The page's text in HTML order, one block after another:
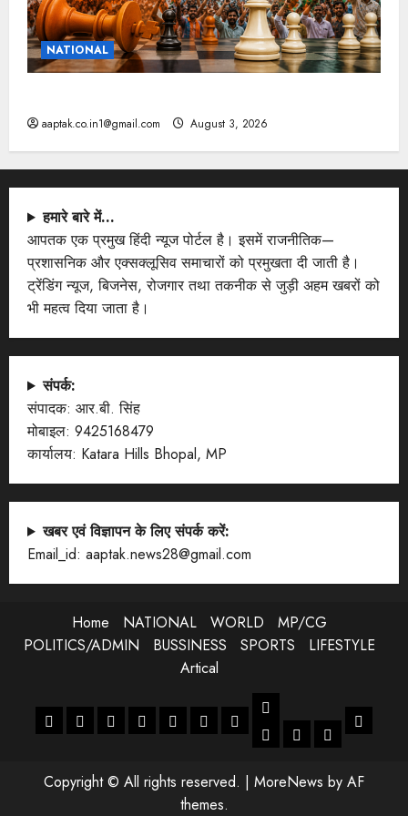
NATIONAL
aaptak.co.in1@gmail.com August 3, 2026
हमारे बारे में…
आपतक एक प्रमुख हिंदी न्यूज पोर्टल है। इसमें राजनीतिक—
प्रशासनिक और एक्सक्लूसिव समाचारों को प्रमुखता दी जाती है।
ट्रेंडिंग न्यूज, बिजनेस, रोजगार तथा तकनीक से जुड़ी अहम खबरों को
भी महत्व दिया जाता है।
संपर्क:
संपादक: आर.बी. सिंह
मोबाइल: 9425168479
कार्यालय: Katara Hills Bhopal, MP
खबर एवं विज्ञापन के लिए संपर्क करें:
Email_id: aaptak.news28@gmail.com
Home NATIONAL WORLD
MP/CG
POLITICS/ADMIN
BUSSINESS SPORTS
LIFESTYLE
Artical
HomeNATIONAL
WORLDMP/CGPOLITICS/ADMIN
BUSSINESS
SPORTS
LIFESTYLE
ENTERTANMENT
JOB LIFESTYLE
Artical
Copyright © All rights reserved. | MoreNews by AF
themes.